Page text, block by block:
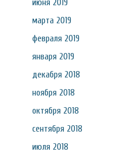
июня 2019
марта 2019
февраля 2019
января 2019
декабря 2018
ноября 2018
октября 2018
сентября 2018
июля 2018